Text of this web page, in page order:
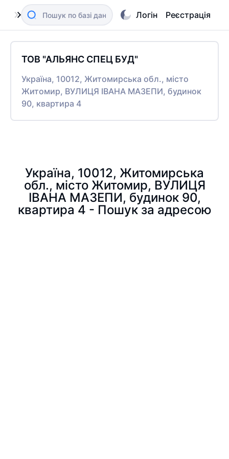
Логін Реєстрація
ТОВ "АЛЬЯНС СПЕЦ БУД"
Україна, 10012, Житомирська обл., місто
Житомир, ВУЛИЦЯ ІВАНА МАЗЕПИ, будинок
90, квартира 4
Україна, 10012, Житомирська
обл., місто Житомир, ВУЛИЦЯ
ІВАНА МАЗЕПИ, будинок 90,
квартира 4 - Пошук за адресою